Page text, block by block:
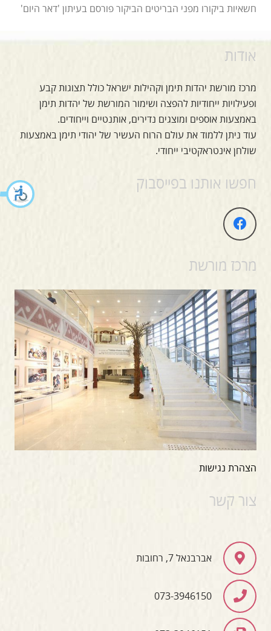
חשאיות ביקורו מפני הבריטים הביקור פורסם בעיתון 'דאר היום'
אודות
מרכז מורשת יהדות תימן וקהילות ישראל כולל תצוגות קבע
ופעילויות ייחודיות להפצה ושימור המורשת של יהדות תימן
באמצעות אוספים ומוצגים נדירים, אותנטיים וייחודים.
עוד ניתן ללמוד את עולם הרוח העשיר של יהודי תימן באמצעות
שולחן אינטראקטיבי ייחודי.
חפשו אותנו בפייסבוק
מרכז מורשת
הצהרת נגישות
צור קשר
אברבנאל 7, רחובות
073-3946150